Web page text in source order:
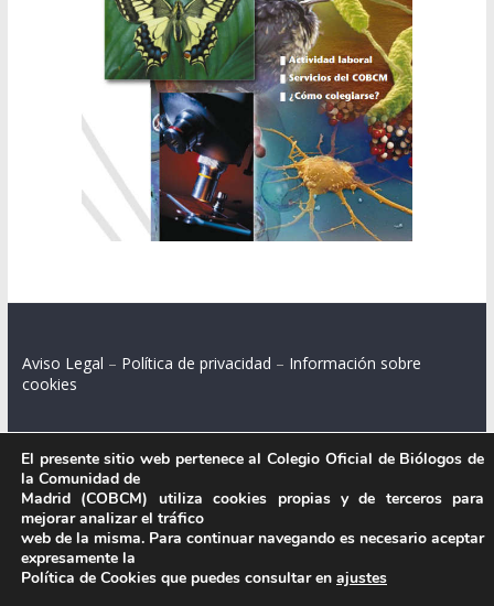
Aviso Legal – Política de privacidad – Información sobre
cookies
Colegio Oficial de Biólogos de la Comunidad de Madrid.
C/ Santa Engracia 108, 2º int.izq. 28003 Madrid.
El presente sitio web pertenece al Colegio Oficial de Biólogos de
la Comunidad de
Madrid (COBCM) utiliza cookies propias y de terceros para
mejorar analizar el tráfico
web de la misma. Para continuar navegando es necesario aceptar
expresamente la
Política de Cookies que puedes consultar en ajustes